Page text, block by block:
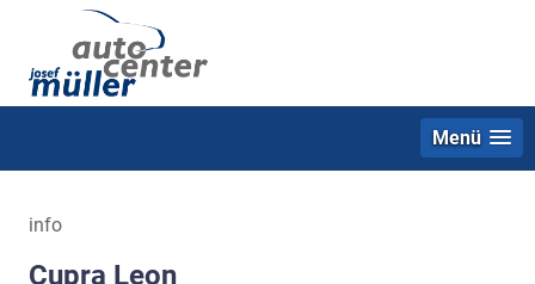
Menü
info
Cupra Leon